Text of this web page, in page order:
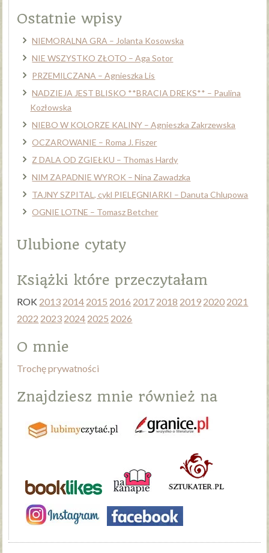
Ostatnie wpisy
NIEMORALNA GRA – Jolanta Kosowska
NIE WSZYSTKO ZŁOTO – Aga Sotor
PRZEMILCZANA – Agnieszka Lis
NADZIEJA JEST BLISKO **BRACIA DREKS** – Paulina
Kozłowska
NIEBO W KOLORZE KALINY – Agnieszka Zakrzewska
OCZAROWANIE – Roma J. Fiszer
Z DALA OD ZGIEŁKU – Thomas Hardy
NIM ZAPADNIE WYROK – Nina Zawadzka
TAJNY SZPITAL, cykl PIELĘGNIARKI – Danuta Chlupowa
OGNIE LOTNE – Tomasz Betcher
Ulubione cytaty
Książki które przeczytałam
ROK 2013 2014 2015 2016 2017 2018 2019 2020 2021
2022 2023 2024 2025 2026
O mnie
Trochę prywatności
Znajdziesz mnie również na